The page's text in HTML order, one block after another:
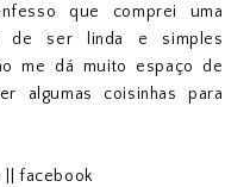
que comprei uma
de ser linda e simples
me dá muito espaço de
algumas coisinhas para
||facebook